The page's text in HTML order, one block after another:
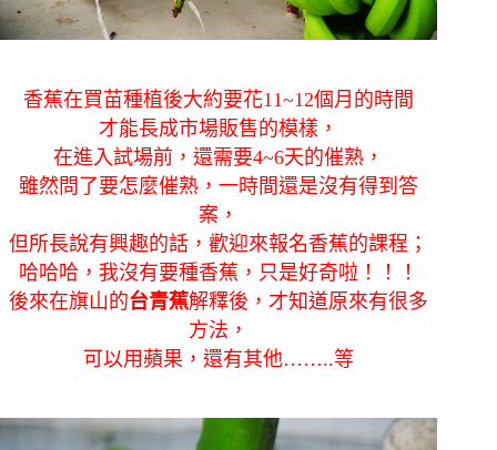
香蕉在買苗種植後大約要花11~12個月的時間
才能長成市場販售的模樣，
在進入試場前，還需要4~6天的催熟，
雖然問了要怎麼催熟，一時間還是沒有得到答
案，
但所長說有興趣的話，歡迎來報名香蕉的課程；
哈哈哈，我沒有要種香蕉，只是好奇啦！！！
後來在旗山的台青蕉解釋後，才知道原來有很多
方法，
可以用蘋果，還有其他……..等